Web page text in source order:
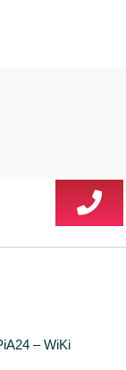
– WiKi